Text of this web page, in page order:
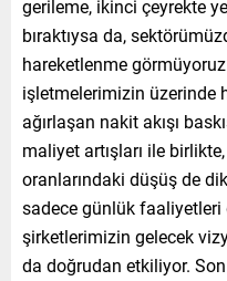
gerileme, ikinci çeyrekte
bıraktıysa da,
hareketlenme görmüyoruz.
işletmelerimizin üzerinde
ağırlaşan nakit akışı
maliyet artışları ile
oranlarındaki düşüş de
sadece günlük faaliyetleri
şirketlerimizin gelecek
da doğrudan etkiliyor.